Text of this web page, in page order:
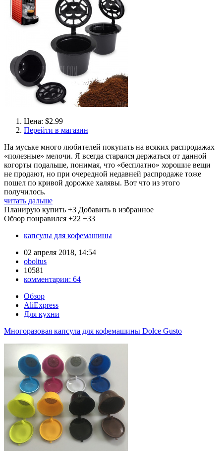
Цена: $2.99
Перейти в магазин
На муське много любителей покупать на всяких распродажах
«полезные» мелочи. Я всегда старался держаться от данной
когорты подальше, понимая, что «бесплатно» хорошие вещи
не продают, но при очередной недавней распродаже тоже
пошел по кривой дорожке халявы. Вот что из этого
получилось.
читать дальше
Планирую купить +3 Добавить в избранное
Обзор понравился +22 +33
капсулы для кофемашины
02 апреля 2018, 14:54
oboltus
10581
комментарии: 64
Обзор
AliExpress
Для кухни
Многоразовая капсула для кофемашины Dolce Gusto